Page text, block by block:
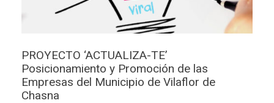
PROYECTO ‘ACTUALIZA-TE’
Posicionamiento y Promoción de las
Empresas del Municipio de Vilaflor de
Chasna